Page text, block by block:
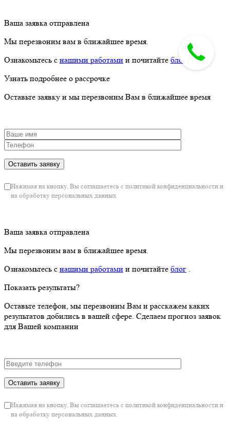
Ваша заявка отправлена
Мы перезвоним вам в ближайшее время.
Ознакомьтесь с нашими работами и почитайте блог
Узнать подробнее о рассрочке
Оставьте заявку и мы перезвоним Вам в ближайшее время
Нажимая на кнопку, Вы соглашаетесь с политикой конфиденциальности и
на обработку персональных данных
Ваша заявка отправлена
Мы перезвоним вам в ближайшее время.
Ознакомьтесь с нашими работами и почитайте блог .
Показать результаты?
Оставьте телефон, мы перезвоним Вам и расскажем каких
результатов добились в вашей сфере. Сделаем прогноз заявок
для Вашей компании
Нажимая на кнопку, Вы соглашаетесь с политикой конфиденциальности и
на обработку персональных данных